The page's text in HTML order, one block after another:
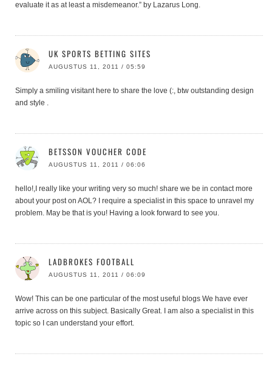
evaluate it as at least a misdemeanor.” by Lazarus Long.
UK SPORTS BETTING SITES
AUGUSTUS 11, 2011 / 05:59
Simply a smiling visitant here to share the love (:, btw outstanding design
and style .
BETSSON VOUCHER CODE
AUGUSTUS 11, 2011 / 06:06
hello!,I really like your writing very so much! share we be in contact more
about your post on AOL? I require a specialist in this space to unravel my
problem. May be that is you! Having a look forward to see you.
LADBROKES FOOTBALL
AUGUSTUS 11, 2011 / 06:09
Wow! This can be one particular of the most useful blogs We have ever
arrive across on this subject. Basically Great. I am also a specialist in this
topic so I can understand your effort.